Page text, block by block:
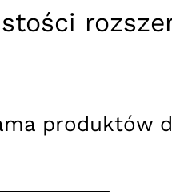
produktów